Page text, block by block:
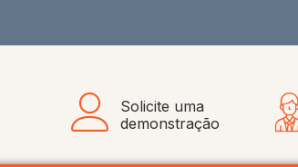
Solicite uma
demonstração